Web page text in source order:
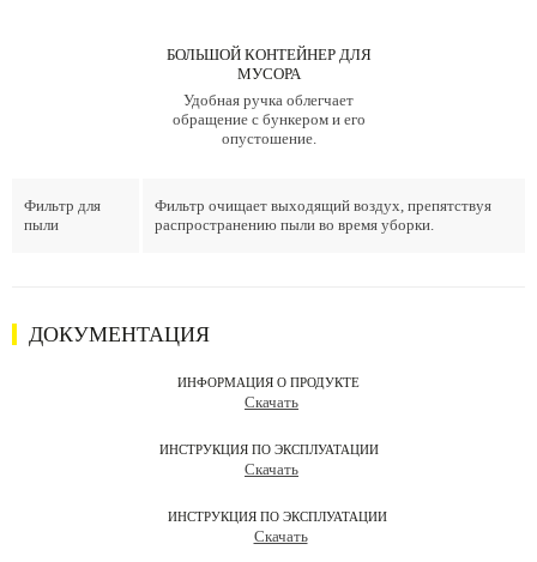
БОЛЬШОЙ КОНТЕЙНЕР ДЛЯ
МУСОРА
Удобная ручка облегчает
обращение с бункером и его
опустошение.
Фильтр для
пыли
Фильтр очищает выходящий воздух, препятствуя
распространению пыли во время уборки.
ДОКУМЕНТАЦИЯ
ИНФОРМАЦИЯ О ПРОДУКТЕ
Скачать
ИНСТРУКЦИЯ ПО ЭКСПЛУАТАЦИИ
Скачать
ИНСТРУКЦИЯ ПО ЭКСПЛУАТАЦИИ
Скачать